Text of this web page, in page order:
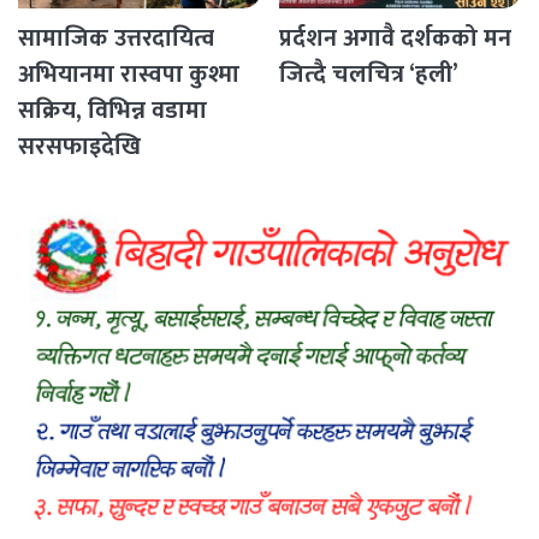
सामाजिक उत्तरदायित्व
अभियानमा रास्वपा कुश्मा
सक्रिय, विभिन्न वडामा
सरसफाइदेखि
प्रर्दशन अगावै दर्शकको मन
जित्दै चलचित्र ‘हली’